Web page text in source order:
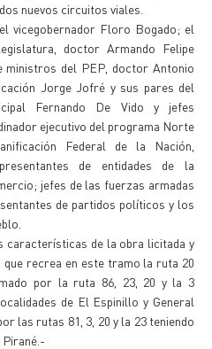
nuevos circuitos viales.
vicegobernador Floro Bogado; el
doctor Armando Felipe
ministros del PEP, doctor Antonio
Jorge Jofré y sus pares del
Fernando De Vido y jefes
ejecutivo del programa Norte
Federal de la Nación,
de entidades de la
jefes de las fuerzas armadas
de partidos políticos y los
características de la obra licitada y
recrea en este tramo la ruta 20
por la ruta 86, 23, 20 y la 3
de El Espinillo y General
las rutas 81, 3, 20 y la 23 teniendo